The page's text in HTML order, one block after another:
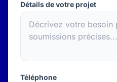
Détails de votre projet
Téléphone